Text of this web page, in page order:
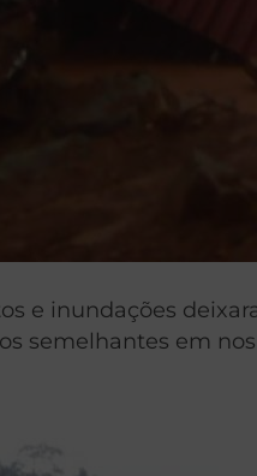
e inundações
semelhantes em